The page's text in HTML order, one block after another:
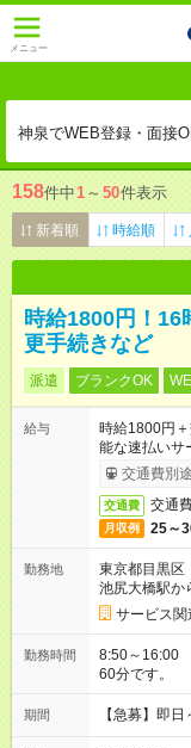
メニュー
神泉でWEB登録・面接
158件中1 ～ 50件表示
新着順 時給順
時給1800円！16
更手続きなど
派遣 ブランクOK
給与
時給1800円
能な速払いサ
交通費別
交通費 交通
月収例 25～
勤務地
東京都目黒区
池尻大橋駅か
サービス関
勤務時間
8:50～16:00
60分です。
期間 【急募】即